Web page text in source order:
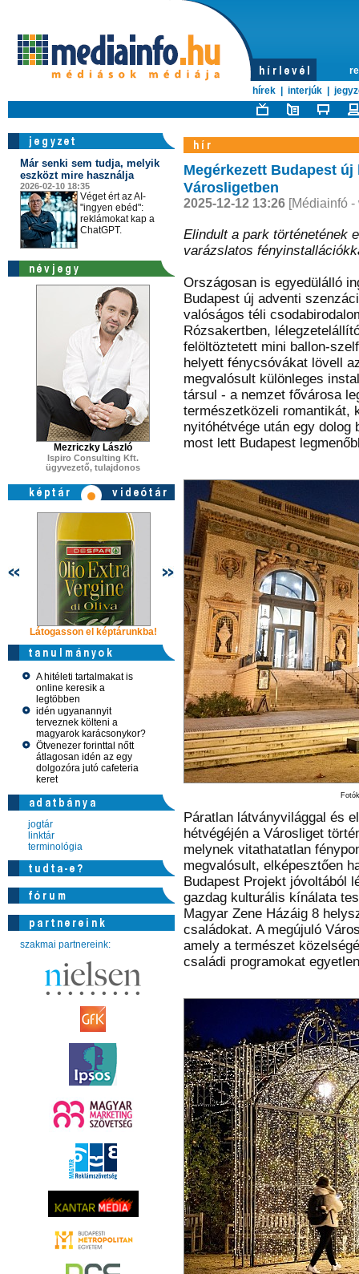
hírek
interjúk
Már senki sem tudja, melyik
eszközt mire használja
2026-02-10 18:35
Véget ért az AI-
"ingyen ebéd":
reklámokat kap a
ChatGPT.
Mezriczky László
Ispiro Consulting Kft.
ügyvezető, tulajdonos
Látogasson el képtárunkba! Látogasson el képtárunkba!
A hitéleti tartalmakat is
online keresik a
legtöbben
idén ugyanannyit
terveznek költeni a
magyarok karácsonykor?
Ötvenezer forinttal nőtt
átlagosan idén az egy
dolgozóra jutó cafeteria
keret
jogtár
linktár
terminológia
szakmai partnereink:
Megérkezett Budapest
Városligetben
2025-12-12 13:26[Médiainfó -
Elindult a park történetének
varázslatos
Országosan is egyedülálló
Budapest új adventi
valóságos téli
Rózsakertben,
felöltöztetett mini ballon-
helyett fénycsóvákat lövell
megvalósult különleges
társul - a nemzet fővárosa
természetközeli romantikát,
nyitóhétvége után egy
most lett Budapest
Páratlan látványvilággal és
hétvégéjén a Városliget
melynek vitathatatlan
megvalósult, elképesztően
Budapest Projekt jóvoltából
gazdag kulturális kínálata
Magyar Zene Házáig 8
családokat. A megújuló
amely a természet
családi programokat